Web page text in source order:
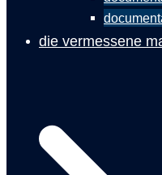
die vermessene